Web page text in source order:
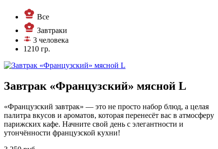
Все
Завтраки
3 человека
1210 гр.
Завтрак «Французский» мясной L
«Французский завтрак» — это не просто набор блюд, а целая
палитра вкусов и ароматов, которая перенесёт вас в атмосферу
парижских кафе. Начните свой день с элегантности и
утончённости французской кухни!